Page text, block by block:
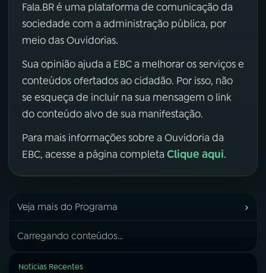
Fala.BR é uma plataforma de comunicação da
sociedade com a administração pública, por
meio das Ouvidorias.
Sua opinião ajuda a EBC a melhorar os serviços e
conteúdos ofertados ao cidadão. Por isso, não
se esqueça de incluir na sua mensagem o link
do conteúdo alvo de sua manifestação.
Para mais informações sobre a Ouvidoria da
EBC, acesse a página completa Clique aqui.
Veja mais do Programa ›
Carregando conteúdos...
Notícias Recentes